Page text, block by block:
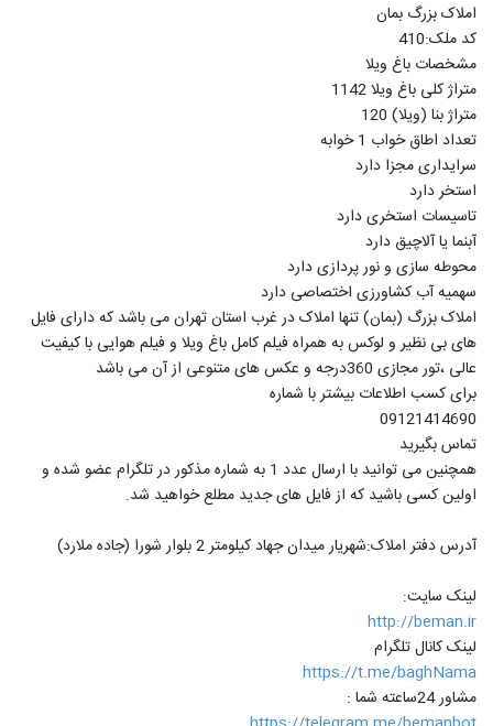
املاک بزرگ بمان
کد ملک:410
مشخصات باغ ویلا
متراژ کلی باغ ویلا 1142
متراژ بنا (ویلا) 120
تعداد اطاق خواب 1 خوابه
سرایداری مجزا دارد
استخر دارد
تاسیسات استخری دارد
آبنما یا آلاچیق دارد
محوطه سازی و نور پردازی دارد
سهمیه آب کشاورزی اختصاصی دارد
املاک بزرگ (بمان) تنها املاک در غرب استان تهران می باشد که دارای فایل
های بی نظیر و لوکس به همراه فیلم کامل باغ ویلا و فیلم هوایی با کیفیت
عالی ،تور مجازی 360درجه و عکس های متنوعی از آن می باشد
برای کسب اطلاعات بیشتر با شماره
09121414690
تماس بگیرید
همچنین می توانید با ارسال عدد 1 به شماره مذکور در تلگرام عضو شده و
اولین کسی باشید که از فایل های جدید مطلع خواهید شد.
آدرس دفتر املاک:شهریار میدان جهاد کیلومتر 2 بلوار شورا (جاده ملارد)
لینک سایت:
http://beman.ir
لینک کانال تلگرام
https://t.me/baghNama
مشاور 24ساعته شما :